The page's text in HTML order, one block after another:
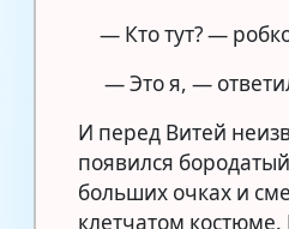
— Кто тут? —
— Это я, —
И перед Витей
появился
больших очках и
клетчатом костюме.